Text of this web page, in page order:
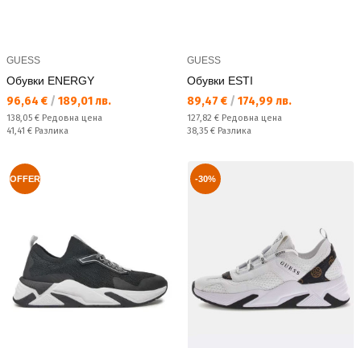
GUESS
Обувки ENERGY
Текуща цена:
96,64 € / 189,01 лв.
Редовна цена:
138,05 € Редовна цена
Спестявате:
41,41 € Разлика
GUESS
Обувки ESTI
Текуща цена:
89,47 € / 174,99 лв.
Редовна цена:
127,82 € Редовна цена
Спестявате:
38,35 € Разлика
OFFER -30%